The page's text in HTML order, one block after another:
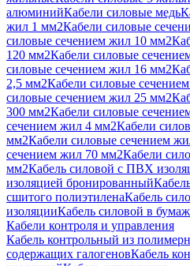
алюминийКабели силовые медь
жил 1 мм2Кабели силовые
силовые сечением жил 10 мм2
120 мм2Кабели силовые
силовые сечением жил 16 мм2
2,5 мм2Кабели силовые
силовые сечением жил 25 мм2
300 мм2Кабели силовые
сечением жил 4 мм2Кабели
мм2Кабели силовые сечением
сечением жил 70 мм2Кабели
мм2Кабель силовой с ПВХ
изоляцией бронированный
сшитого полиэтиленаКабель
изоляцииКабель силовой в
Кабели контроля и управления
Кабель контрольный из
содержащих галогеновКабель